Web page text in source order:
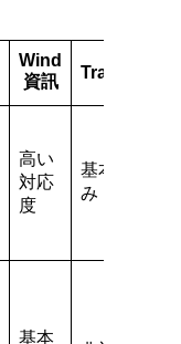
Wind
資訊
高い
対応
度
基本機能の
み
基本